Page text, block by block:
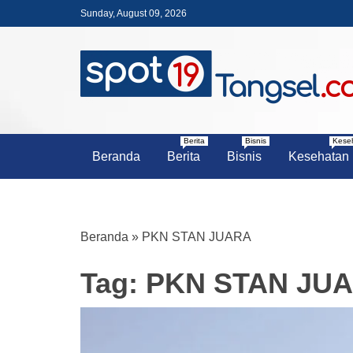
to
Sunday, August 09, 2026
SPOT19
Beranda Berita
Berita
Bisnis
Bisnis
Kesehatan
Beranda » PKN STAN JUARA
Tag: PKN STAN